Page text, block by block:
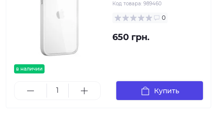
в наличии
Код товара: 989460
0
650 грн.
Купить